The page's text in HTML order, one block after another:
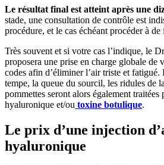
Le résultat final est atteint après une
stade, une consultation de contrôle est
procédure, et le cas échéant procéder à de
Très souvent et si votre cas l’indique, le
proposera une prise en charge globale de
codes afin d’éliminer l’air triste et fatigué.
tempe, la queue du sourcil, les ridules de
pommettes seront alors également traitées
hyaluronique et/ou toxine botulique.
Le prix d’une injection
hyaluronique